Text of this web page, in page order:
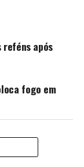
após
fogo em